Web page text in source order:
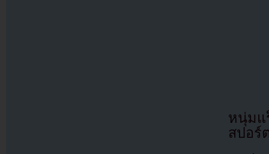
หนุ่มแ
สปอร์